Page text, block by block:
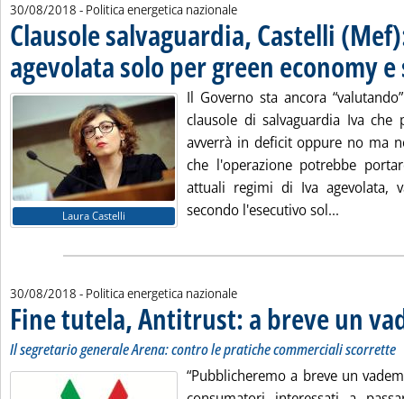
30/08/2018 - Politica energetica nazionale
Clausole salvaguardia, Castelli
agevolata solo per green economy
Laura Castelli
Il Governo sta ancora
clausole di salvaguardia Iva che
avverrà in deficit oppure no ma
che l'operazione potrebbe
attuali regimi di Iva agevolata,
secondo l'esecutivo sol...
30/08/2018 - Politica energetica nazionale
Fine tutela, Antitrust: a breve un
Il segretario generale Arena: contro le pratiche commerciali scorrette
“Pubblicheremo a breve un